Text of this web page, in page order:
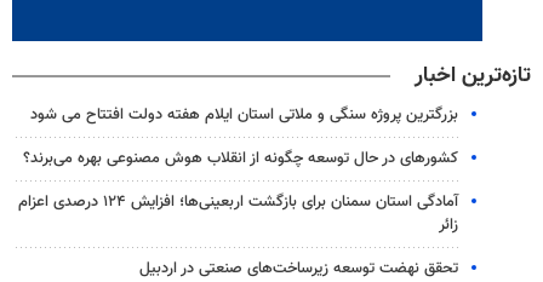
تازه‌ترین اخبار
بزرگترین پروژه سنگی و ملاتی استان ایلام هفته دولت افتتاح می شود
کشورهای در حال توسعه چگونه از انقلاب هوش مصنوعی بهره می‌برند؟
آمادگی استان سمنان برای بازگشت اربعینی‌ها؛ افزایش ۱۲۴ درصدی اعزام
زائر
تحقق نهضت توسعه زیرساخت‌های صنعتی در اردبیل